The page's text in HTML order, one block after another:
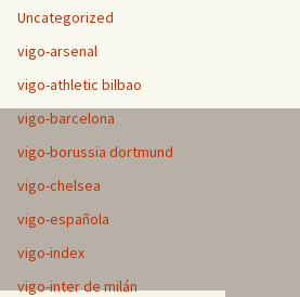
Uncategorized
vigo-arsenal
vigo-athletic bilbao
vigo-barcelona
vigo-borussia dortmund
vigo-chelsea
vigo-española
vigo-index
vigo-inter de milán